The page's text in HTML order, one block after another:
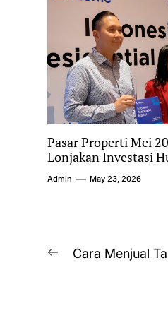
Pasar Properti Mei
Lonjakan Investasi
Admin May 23, 2026
Post
PreviousCara Menjual